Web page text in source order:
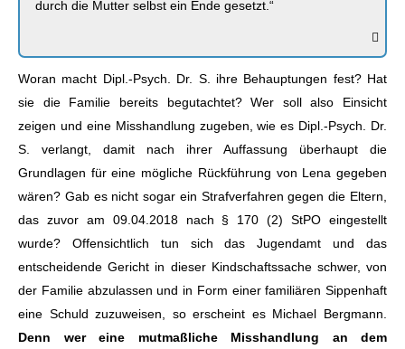
durch die Mutter selbst ein Ende gesetzt.“
Woran macht Dipl.-Psych. Dr. S. ihre Behauptungen fest? Hat
sie die Familie bereits begutachtet? Wer soll also Einsicht
zeigen und eine Misshandlung zugeben, wie es Dipl.-Psych. Dr.
S. verlangt, damit nach ihrer Auffassung überhaupt die
Grundlagen für eine mögliche Rückführung von Lena gegeben
wären? Gab es nicht sogar ein Strafverfahren gegen die Eltern,
das zuvor am 09.04.2018 nach § 170 (2) StPO eingestellt
wurde? Offensichtlich tun sich das Jugendamt und das
entscheidende Gericht in dieser Kindschaftssache schwer, von
der Familie abzulassen und in Form einer familiären Sippenhaft
eine Schuld zuzuweisen, so erscheint es Michael Bergmann.
Denn wer eine mutmaßliche Misshandlung an dem